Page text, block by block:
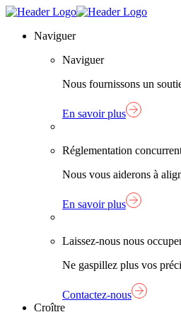
Skip
content
Lien
Naviguer
Naviguer
Nous fournissons un
En savoir plus
Réglementation
Nous vous aiderons à
En savoir plus
Laissez-nous nous
Ne gaspillez plus vos
Contactez-nous
Croître